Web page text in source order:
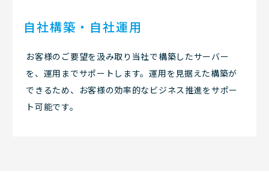
自社構築・自社運用
お客様のご要望を汲み取り当社で構築したサーバー
を、運用までサポートします。運用を見据えた構築が
できるため、お客様の効率的なビジネス推進をサポー
ト可能です。